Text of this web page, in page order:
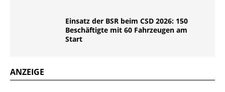
Einsatz der BSR beim CSD 2026: 150
Beschäftigte mit 60 Fahrzeugen am
Start
ANZEIGE